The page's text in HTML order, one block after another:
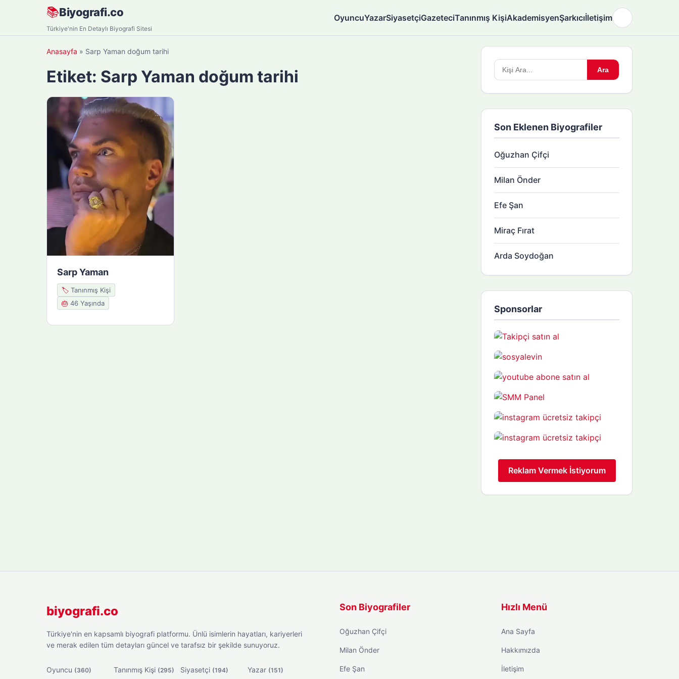
📚Biyografi.co
Türkiye'nin En Detaylı Biyografi Sitesi
OyuncuYazarSiyasetçiGazeteciTanınmış KişiAkademisyenŞarkıcıİletişim
Anasayfa » Sarp Yaman doğum tarihi
Etiket: Sarp Yaman doğum tarihi
Sarp Yaman
🏷️ Tanınmış Kişi
🎂 46 Yaşında
Arama
yapın:
Ara
Son Eklenen Biyografiler
Oğuzhan Çifçi
Milan Önder
Efe Şan
Miraç Fırat
Arda Soydoğan
Sponsorlar
Reklam Vermek İstiyorum
biyografi.co
Türkiye'nin en kapsamlı biyografi platformu. Ünlü isimlerin hayatları, kariyerleri
ve merak edilen tüm detayları güncel ve tarafsız bir şekilde sunuyoruz.
Oyuncu (360) Tanınmış Kişi (295) Siyasetçi (194) Yazar (151)
Son Biyografiler
Oğuzhan Çifçi
Milan Önder
Efe Şan
Hızlı Menü
Ana Sayfa
Hakkımızda
İletişim